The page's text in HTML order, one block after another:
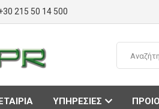
215 50 14 500
ΥΠΗΡΕΣΙΕΣ